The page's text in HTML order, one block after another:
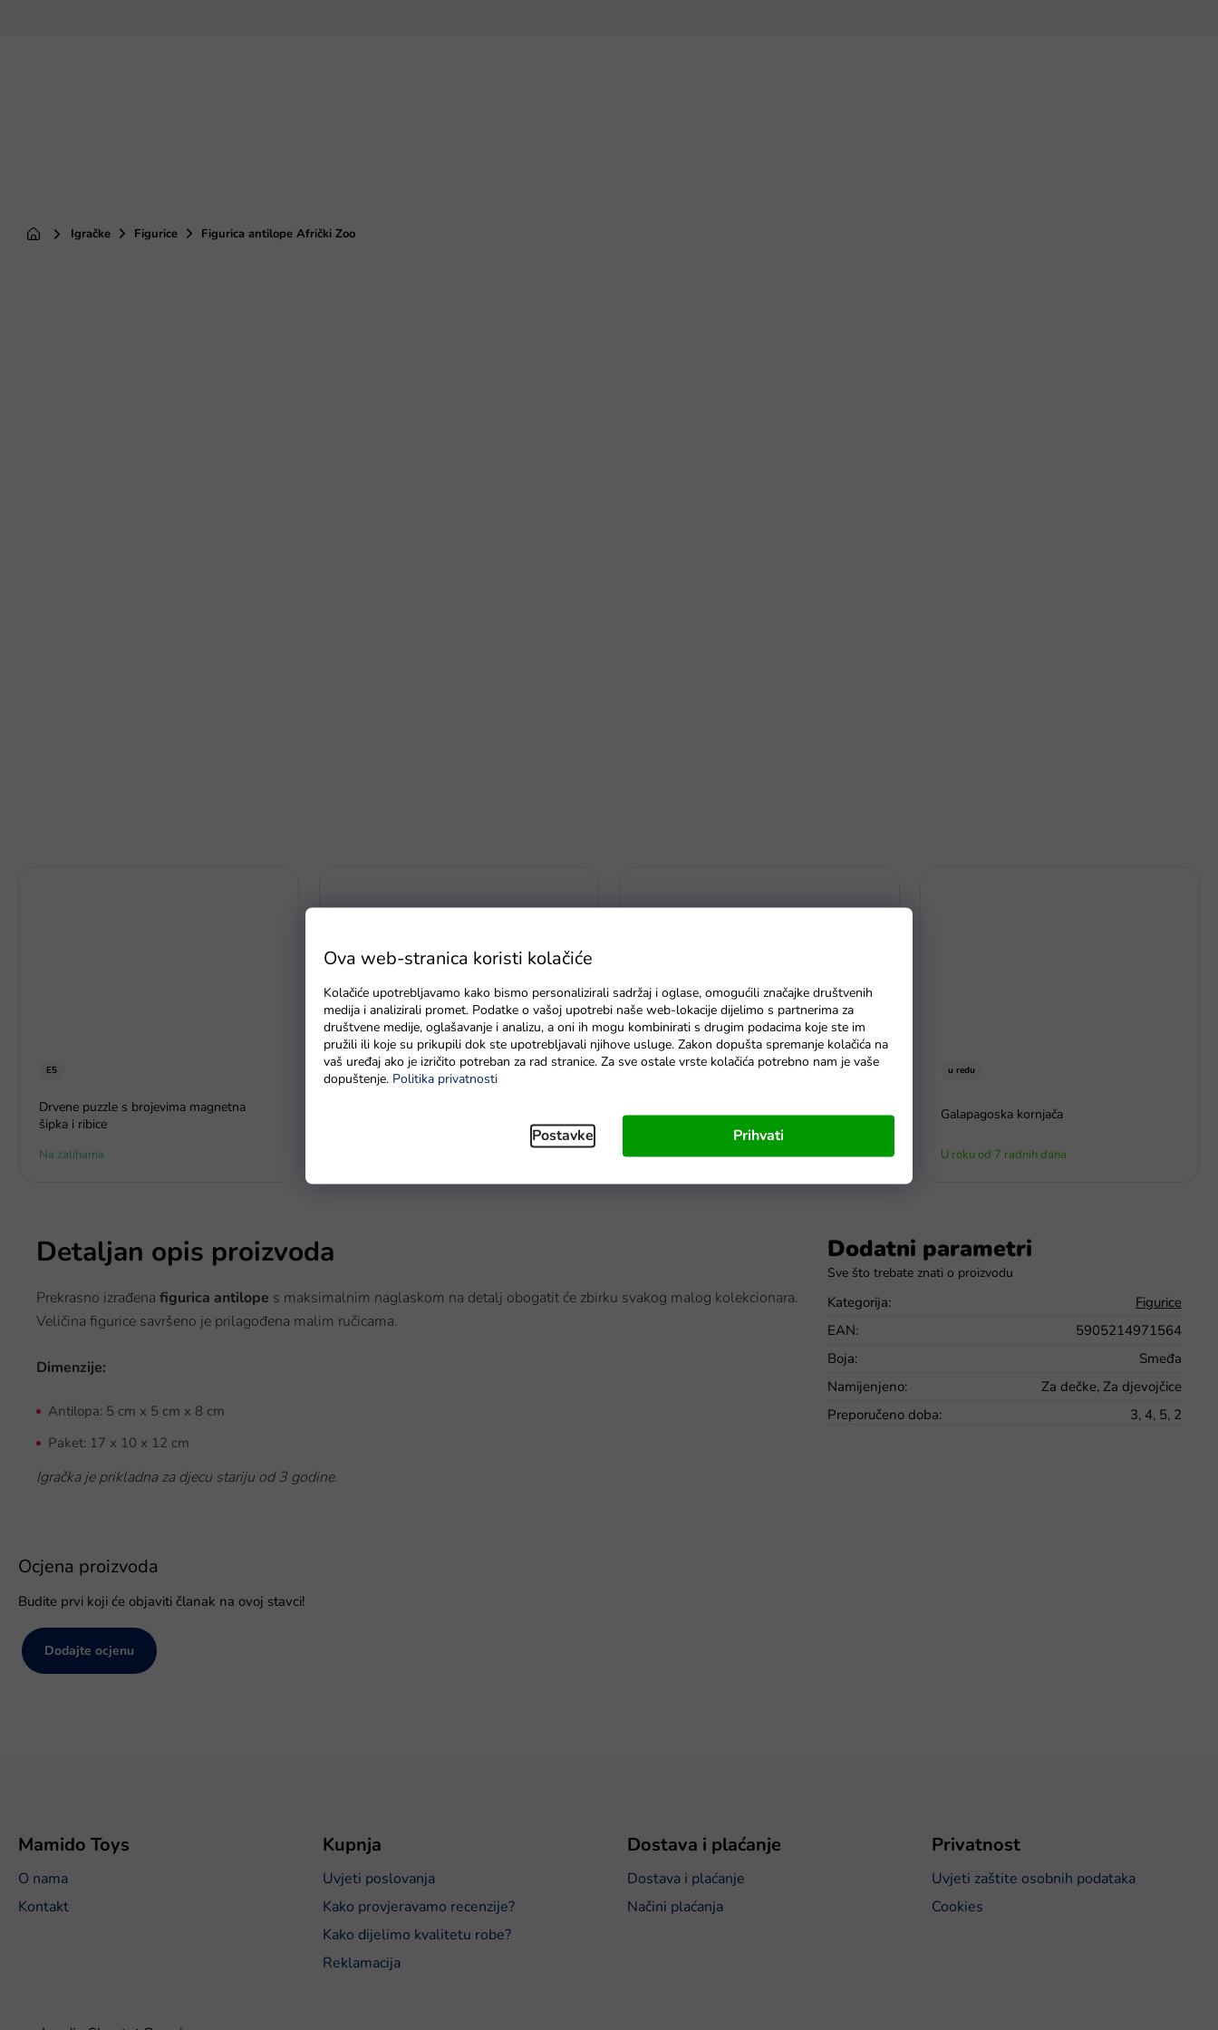
Ova web-stranica koristi kolačiće
Kolačiće upotrebljavamo kako bismo personalizirali sadržaj i oglase, omogućili značajke društvenih
medija i analizirali promet. Podatke o vašoj upotrebi naše web-lokacije dijelimo s partnerima za
društvene medije, oglašavanje i analizu, a oni ih mogu kombinirati s drugim podacima koje ste im
pružili ili koje su prikupili dok ste upotrebljavali njihove usluge. Zakon dopušta spremanje kolačića na
vaš uređaj ako je izričito potreban za rad stranice. Za sve ostale vrste kolačića potrebno nam je vaše
dopuštenje. Politika privatnosti
Postavke Prihvati
PočetnaIgračke Figurice Figurica antilope Afrički Zoo
E5
Drvene puzzle s brojevima magnetna
šipka i ribice
Na zalihama
u redu
Safari Ltd. Figura - Minke kit
U roku od 7 radnih dana
u redu
Galapagoska kornjača
U roku od 7 radnih dana
Detaljan opis proizvoda
Prekrasno izrađena figurica antilope s maksimalnim naglaskom na detalj obogatit će zbirku svakog malog kolekcionara.
Veličina figurice savršeno je prilagođena malim ručicama.
Dimenzije:
Antilopa: 5 cm x 5 cm x 8 cm
Paket: 17 x 10 x 12 cm
Igračka je prikladna za djecu stariju od 3 godine.
Dodatni parametri
Kategorija:
Figurice
EAN:
5905214971564
Boja:
Smeđa
Namijenjeno:
Za dečke, Za djevojčice
Preporučeno doba: 3, 4, 5, 2
Ocjena proizvoda
Budite prvi koji će objaviti članak na ovoj stavci!
Dodajte ocjenu
Mamido Toys
O nama
Kontakt
Kupnja
Uvjeti poslovanja
Kako provjeravamo recenzije?
Kako dijelimo kvalitetu robe?
Reklamacija
Dostava i plaćanje
Dostava i plaćanje
Načini plaćanja
Privatnost
Uvjeti zaštite osobnih podataka
Cookies